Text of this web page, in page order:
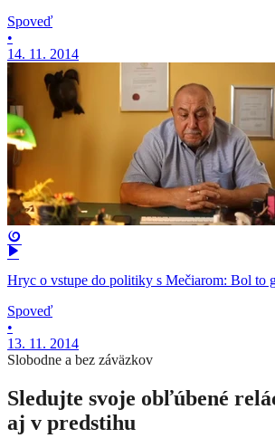
Spoveď
•
14. 11. 2014
Hryc o vstupe do politiky s Mečiarom: Bol to
Spoveď
•
13. 11. 2014
Slobodne a bez záväzkov
Sledujte svoje obľúbené
aj v predstihu